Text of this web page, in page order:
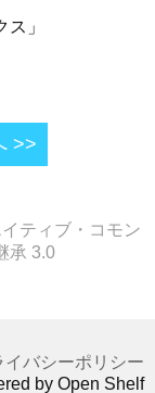
」
>>
ティブ・コモン
承 3.0
イバシーポリシー
by Open Shelf